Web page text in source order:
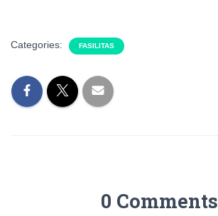
Categories: FASILITAS
0 Comments